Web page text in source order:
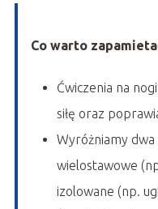
Co warto
Ćwiczenia na
siłę oraz
Wyróżniamy
wielostawowe
izolowane (np.